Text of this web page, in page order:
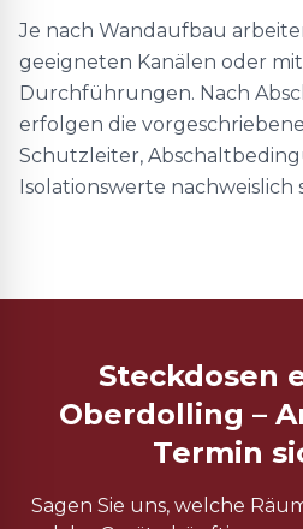
Je nach Wandaufbau
geeigneten Kanälen oder
Durchführungen. Nach
erfolgen die
Schutzleiter,
Isolationswerte nachweislich
Steckdosen
Oberdolling –
Termin
Sagen Sie uns, welche